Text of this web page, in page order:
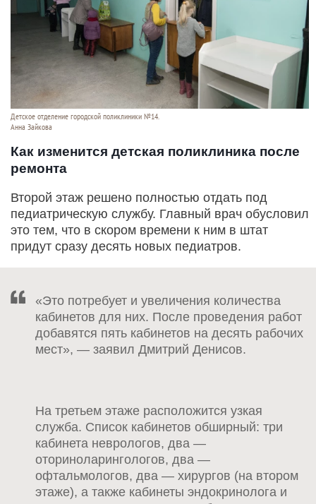
Детское отделение городской поликлиники №14.
Анна Зайкова
Как изменится детская поликлиника после
ремонта
Второй этаж решено полностью отдать под
педиатрическую службу. Главный врач обусловил
это тем, что в скором времени к ним в штат
придут сразу десять новых педиатров.
«Это потребует и увеличения количества
кабинетов для них. После проведения работ
добавятся пять кабинетов на десять рабочих
мест», — заявил Дмитрий Денисов.
На третьем этаже расположится узкая
служба. Список кабинетов обширный: три
кабинета неврологов, два —
оториноларингологов, два —
офтальмологов, два — хирургов (на втором
этаже), а также кабинеты эндокринолога и